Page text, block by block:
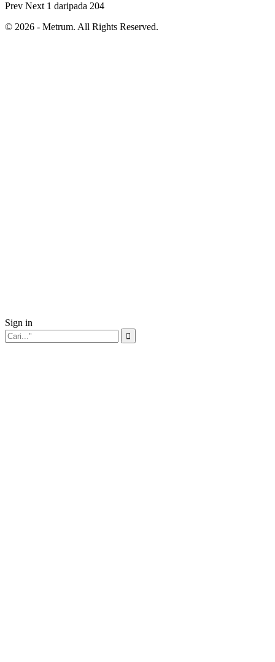
Prev Next 1 daripada 204
© 2026 - Metrum. All Rights Reserved.
Sign in